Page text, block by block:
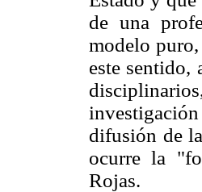
de una
modelo
este sentido,
difusión de
ocurre la
Rojas.